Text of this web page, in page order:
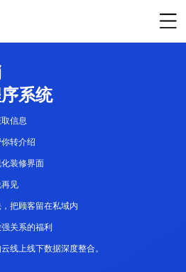
系统
信息
转介绍
装修界面
见
把顾客留在私域内
关系的福利
线上线下数据深度整合。